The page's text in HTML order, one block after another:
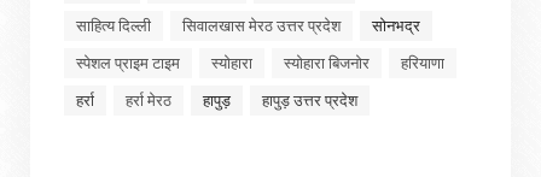
साहित्य दिल्ली
सिवालखास मेरठ उत्तर प्रदेश
सोनभद्र
स्पेशल प्राइम टाइम
स्योहारा स्योहारा बिजनोर
हरियाणा
हर्रा
हर्रा मेरठ हापुड़ हापुड़ उत्तर प्रदेश